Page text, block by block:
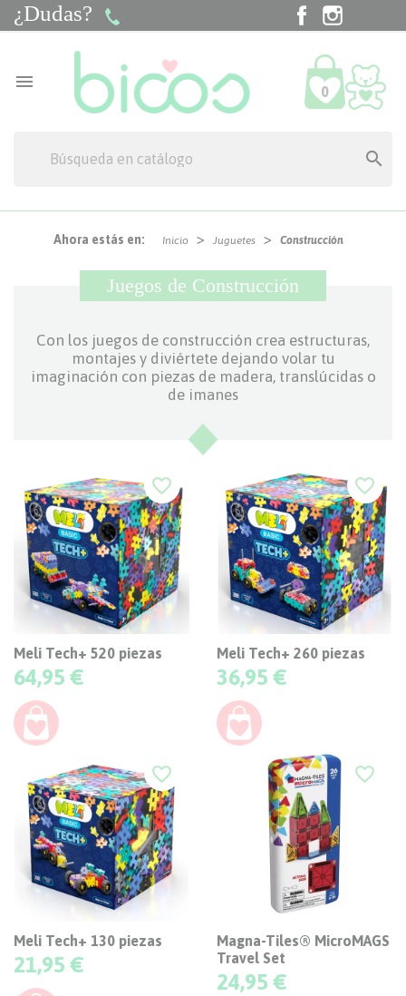
¿Dudas? Facebook
 0

Ahora estás en: Inicio Juguetes Construcción
Juegos de Construcción
Con los juegos de construcción crea estructuras,
montajes y diviértete dejando volar tu
imaginación con piezas de madera, translúcidas o
de imanes
Meli Tech+ 520 piezas
Precio
64,95 €
favorite_border
Meli Tech+ 260 piezas
Precio
36,95 €
favorite_border
Meli Tech+ 130 piezas
Precio
21,95 €
favorite_border
Magna-Tiles® MicroMAGS
Travel Set
Precio
24,95 €
favorite_border